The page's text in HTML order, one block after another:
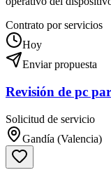
Contrato por servicios
Hoy
Enviar propuesta
Revisión de pc
Solicitud de servicio
Gandía (Valencia)